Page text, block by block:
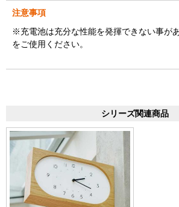
注意事項
※充電池は充分な性能を発揮できない事が
をご使用ください。
シリーズ関連商品